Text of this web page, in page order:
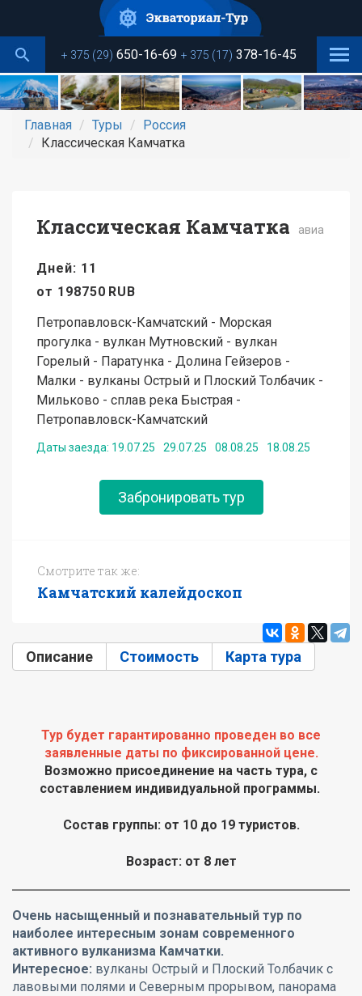
основному
содержанию+ 375 (29) 650-16-69 + 375 (17) 378-16-45
Главная Туры
Россия
Классическая Камчатка
Классическая Камчатка авиа
Дней: 11
от 198750 RUB
Петропавловск-Камчатский - Морская
прогулка - вулкан Мутновский - вулкан
Горелый - Паратунка - Долина Гейзеров -
Малки - вулканы Острый и Плоский Толбачик -
Мильково - сплав река Быстрая -
Петропавловск-Камчатский
Даты заезда: 19.07.25 29.07.25 08.08.25 18.08.25
Забронировать тур
Смотрите так же:
Камчатский калейдоскоп
Описание (активная вкладка)
Стоимость Карта тура
Тур будет гарантированно проведен во все
заявленные даты по фиксированной цене.
Возможно присоединение на часть тура, с
составлением индивидуальной программы.
Состав группы: от 10 до 19 туристов.
Возраст: от 8 лет
Очень насыщенный и познавательный тур по
наиболее интересным зонам современного
активного вулканизма Камчатки.
Интересное: вулканы Острый и Плоский Толбачик с
лавовыми полями и Северным прорывом, панорама